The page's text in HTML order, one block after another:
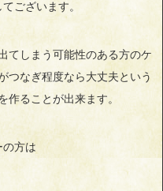
ございます。
てしまう可能性のある方のケ
つなぎ程度なら大丈夫という
作ることが出来ます。
の方は